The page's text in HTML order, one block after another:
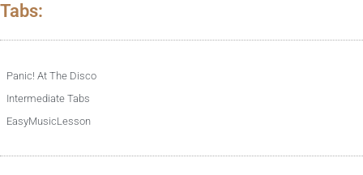
Tabs:
Panic! At The Disco
Intermediate Tabs
EasyMusicLesson